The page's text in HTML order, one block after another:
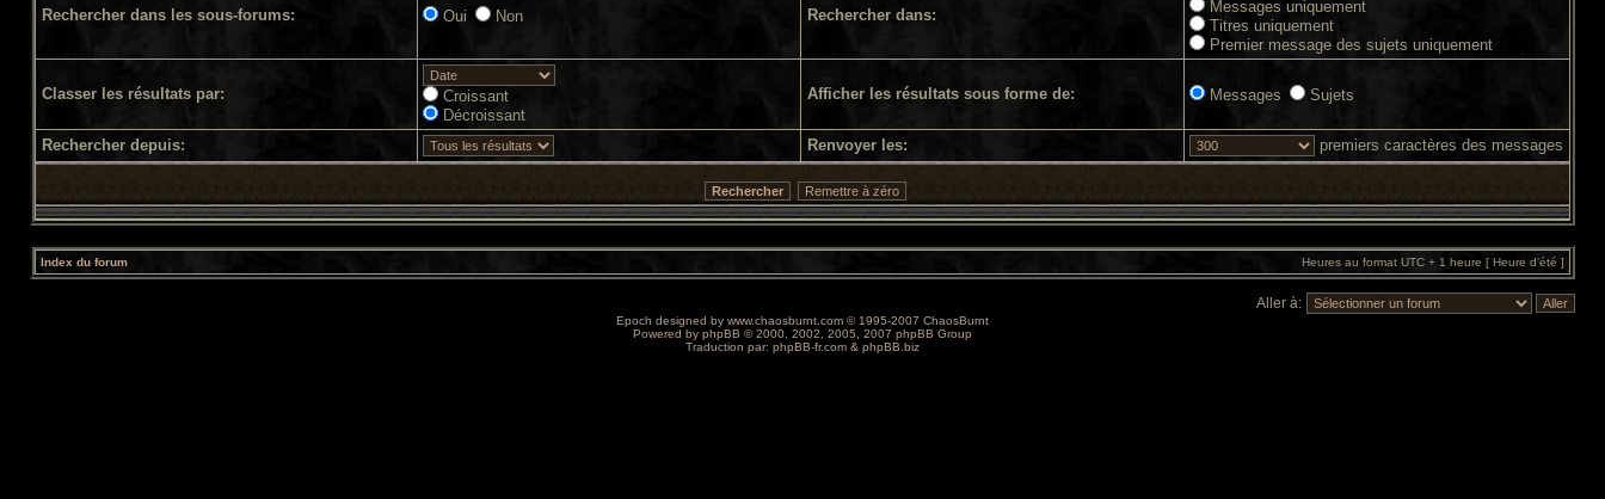
Rechercher dans les sous-forums: Oui Non Rechercher dans:
Messages uniquement
Titres uniquement
Premier message des sujets uniquement
Classer les résultats par:
Croissant
Décroissant
Afficher les résultats sous forme de: Messages Sujets
Rechercher depuis: Renvoyer les: premiers caractères des messages
Index du forum Heures au format UTC + 1 heure [ Heure d’été ]
Aller à:
Epoch designed by www.chaosburnt.com © 1995-2007 ChaosBurnt
Powered by phpBB © 2000, 2002, 2005, 2007 phpBB Group
Traduction par: phpBB-fr.com & phpBB.biz